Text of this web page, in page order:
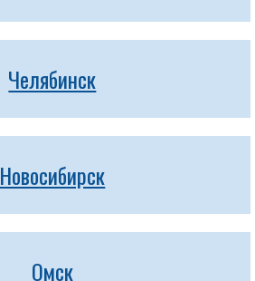
Челябинск
Новосибирск
Омск